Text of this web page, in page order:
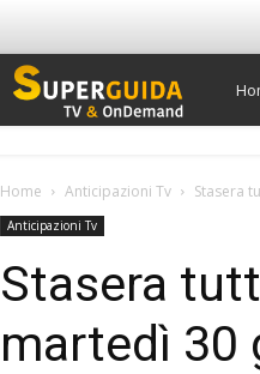
Home Anticipazioni Tv Stasera
Anticipazioni Tv
Stasera
martedì 30